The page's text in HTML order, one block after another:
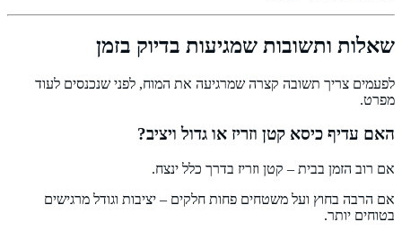
שאלות ותשובות שמגיעות בדיוק בזמן
לפעמים צריך תשובה קצרה שמרגיעה את המוח, לפני שנכנסים לעוד
מפרט.
האם עדיף כיסא קטן וזריז או גדול ויציב?
אם רוב הזמן בבית – קטן וזריז בדרך כלל ינצח.
אם הרבה בחוץ ועל משטחים פחות חלקים – יציבות וגודל מרגישים
בטוחים יותר.